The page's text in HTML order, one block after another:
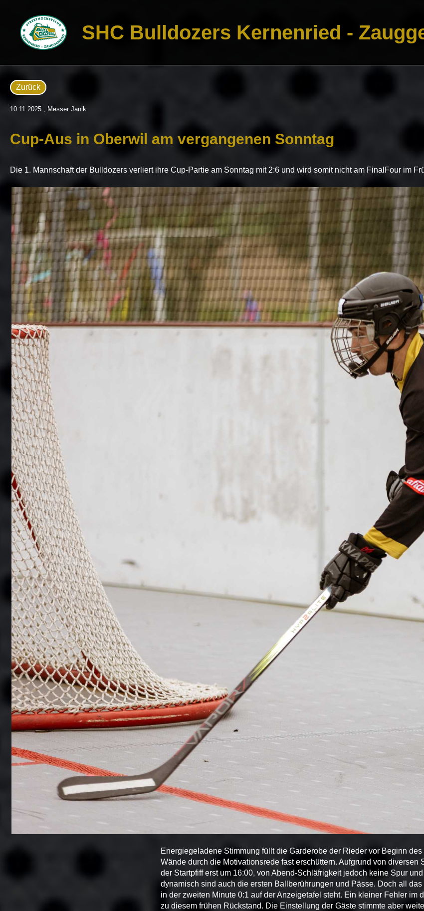
SHC Bulldozers Kernenried -
Zurück
10.11.2025 , Messer Janik
Cup-Aus in Oberwil am vergangenen Sonntag
Die 1. Mannschaft der Bulldozers verliert ihre Cup-Partie am Sonntag mit 2:6 und wird somit nicht am FinalFour im
Energiegeladene Stimmung füllt die Garderobe der Rieder vor Beginn
Wände durch die Motivationsrede fast erschüttern. Aufgrund von diversen
der Startpfiff erst um 16:00, von Abend-Schläfrigkeit jedoch keine Spur
dynamisch sind auch die ersten Ballberührungen und Pässe. Doch all
in der zweiten Minute 0:1 auf der Anzeigetafel steht. Ein kleiner Fehler im
zu diesem frühen Rückstand. Die Einstellung der Gäste stimmte aber